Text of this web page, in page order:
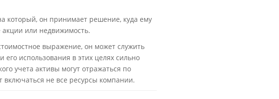
который, он принимает решение, куда ему
акции или недвижимость.
выражение, он может служить
использования в этих целях сильно
учета активы могут отражаться по
включаться не все ресурсы компании.